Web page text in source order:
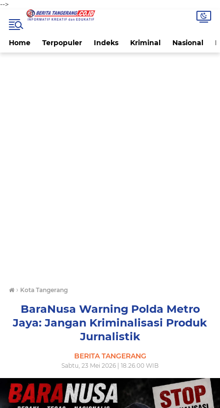
-->
Home Terpopuler Indeks Kriminal Nasional
› Kota Tangerang
BaraNusa Warning Polda Metro
Jaya: Jangan Kriminalisasi Produk
Jurnalistik
BERITA TANGERANG
Sabtu, 23 Mei 2026 | 18.26.00 WIB